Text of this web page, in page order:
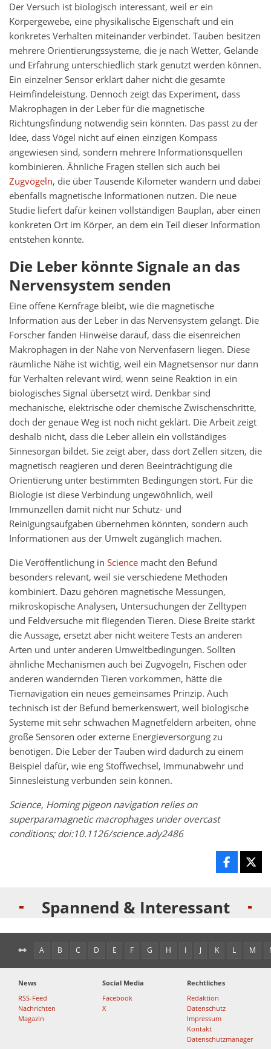
Der Versuch ist biologisch interessant, weil er ein
Körpergewebe, eine physikalische Eigenschaft und ein
konkretes Verhalten miteinander verbindet. Tauben besitzen
mehrere Orientierungssysteme, die je nach Wetter, Gelände
und Erfahrung unterschiedlich stark genutzt werden können.
Ein einzelner Sensor erklärt daher nicht die gesamte
Heimfindeleistung. Dennoch zeigt das Experiment, dass
Makrophagen in der Leber für die magnetische
Richtungsfindung notwendig sein könnten. Das passt zu der
Idee, dass Vögel nicht auf einen einzigen Kompass
angewiesen sind, sondern mehrere Informationsquellen
kombinieren. Ähnliche Fragen stellen sich auch bei
Zugvögeln, die über Tausende Kilometer wandern und dabei
ebenfalls magnetische Informationen nutzen. Die neue
Studie liefert dafür keinen vollständigen Bauplan, aber einen
konkreten Ort im Körper, an dem ein Teil dieser Information
entstehen könnte.
Die Leber könnte Signale an das
Nervensystem senden
Eine offene Kernfrage bleibt, wie die magnetische
Information aus der Leber in das Nervensystem gelangt. Die
Forscher fanden Hinweise darauf, dass die eisenreichen
Makrophagen in der Nähe von Nervenfasern liegen. Diese
räumliche Nähe ist wichtig, weil ein Magnetsensor nur dann
für Verhalten relevant wird, wenn seine Reaktion in ein
biologisches Signal übersetzt wird. Denkbar sind
mechanische, elektrische oder chemische Zwischenschritte,
doch der genaue Weg ist noch nicht geklärt. Die Arbeit zeigt
deshalb nicht, dass die Leber allein ein vollständiges
Sinnesorgan bildet. Sie zeigt aber, dass dort Zellen sitzen, die
magnetisch reagieren und deren Beeinträchtigung die
Orientierung unter bestimmten Bedingungen stört. Für die
Biologie ist diese Verbindung ungewöhnlich, weil
Immunzellen damit nicht nur Schutz- und
Reinigungsaufgaben übernehmen könnten, sondern auch
Informationen aus der Umwelt zugänglich machen.
Die Veröffentlichung in Science macht den Befund
besonders relevant, weil sie verschiedene Methoden
kombiniert. Dazu gehören magnetische Messungen,
mikroskopische Analysen, Untersuchungen der Zelltypen
und Feldversuche mit fliegenden Tieren. Diese Breite stärkt
die Aussage, ersetzt aber nicht weitere Tests an anderen
Arten und unter anderen Umweltbedingungen. Sollten
ähnliche Mechanismen auch bei Zugvögeln, Fischen oder
anderen wandernden Tieren vorkommen, hätte die
Tiernavigation ein neues gemeinsames Prinzip. Auch
technisch ist der Befund bemerkenswert, weil biologische
Systeme mit sehr schwachen Magnetfeldern arbeiten, ohne
große Sensoren oder externe Energieversorgung zu
benötigen. Die Leber der Tauben wird dadurch zu einem
Beispiel dafür, wie eng Stoffwechsel, Immunabwehr und
Sinnesleistung verbunden sein können.
Science, Homing pigeon navigation relies on
superparamagnetic macrophages under overcast
conditions; doi:10.1126/science.ady2486
Spannend & Interessant
A B C D E F G H I J K L M
News
RSS-Feed
Nachrichten
Magazin
Social Media
Facebook
X
Rechtliches
Redaktion
Datenschutz
Impressum
Kontakt
Datenschutzmanager